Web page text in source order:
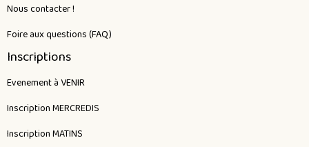
Nous contacter !
Foire aux questions (FAQ)
Inscriptions
Evenement à VENIR
Inscription MERCREDIS
Inscription MATINS